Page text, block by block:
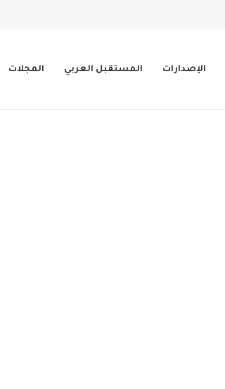
الإصدارات المستقبل العربي المجلات